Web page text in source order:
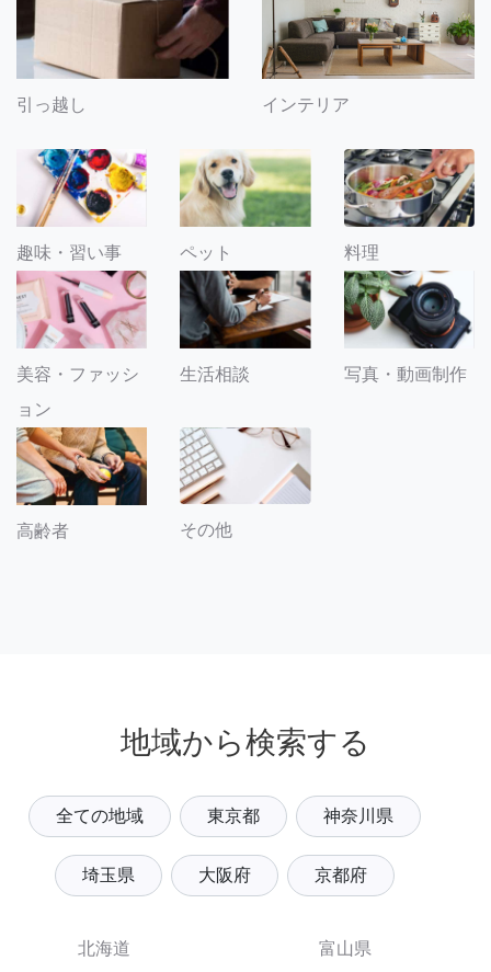
引っ越し インテリア
趣味・習い事 ペット 料理
美容・ファッシ
ョン
生活相談 写真・動画制作
高齢者 その他
地域から検索する
全ての地域 東京都 神奈川県
埼玉県 大阪府 京都府
北海道
富山県